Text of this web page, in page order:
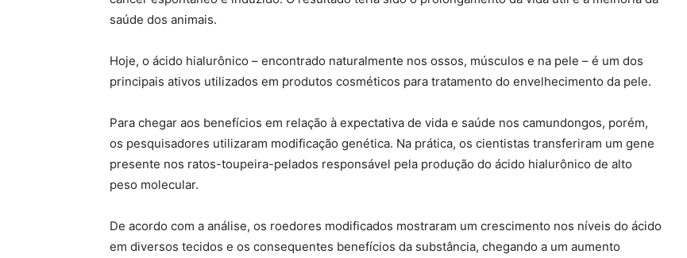
saúde dos animais.
Hoje, o ácido hialurônico – encontrado naturalmente nos ossos, músculos e na pele – é um dos
principais ativos utilizados em produtos cosméticos para tratamento do envelhecimento da pele.
Para chegar aos benefícios em relação à expectativa de vida e saúde nos camundongos, porém,
os pesquisadores utilizaram modificação genética. Na prática, os cientistas transferiram um gene
presente nos ratos-toupeira-pelados responsável pela produção do ácido hialurônico de alto
peso molecular.
De acordo com a análise, os roedores modificados mostraram um crescimento nos níveis do ácido
em diversos tecidos e os consequentes benefícios da substância, chegando a um aumento